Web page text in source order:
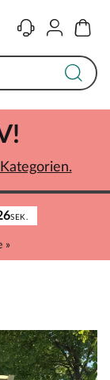
KontaktKonto
SEK.
»